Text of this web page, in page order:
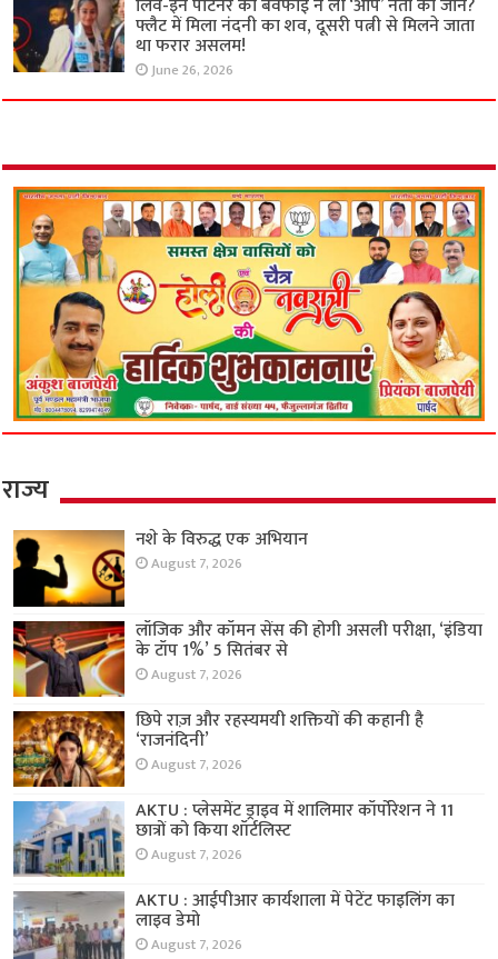
फ्लैट में मिला नंदनी का शव, दूसरी पत्नी से मिलने जाता
था फरार असलम!
June 26, 2026
राज्य
नशे के विरुद्ध एक अभियान
August 7, 2026
लॉजिक और कॉमन सेंस की होगी असली परीक्षा, ‘इंडिया
के टॉप 1%’ 5 सितंबर से
August 7, 2026
छिपे राज़ और रहस्यमयी शक्तियों की कहानी है
‘राजनंदिनी’
August 7, 2026
AKTU : प्लेसमेंट ड्राइव में शालिमार कॉर्पोरेशन ने 11
छात्रों को किया शॉर्टलिस्ट
August 7, 2026
AKTU : आईपीआर कार्यशाला में पेटेंट फाइलिंग का
लाइव डेमो
August 7, 2026